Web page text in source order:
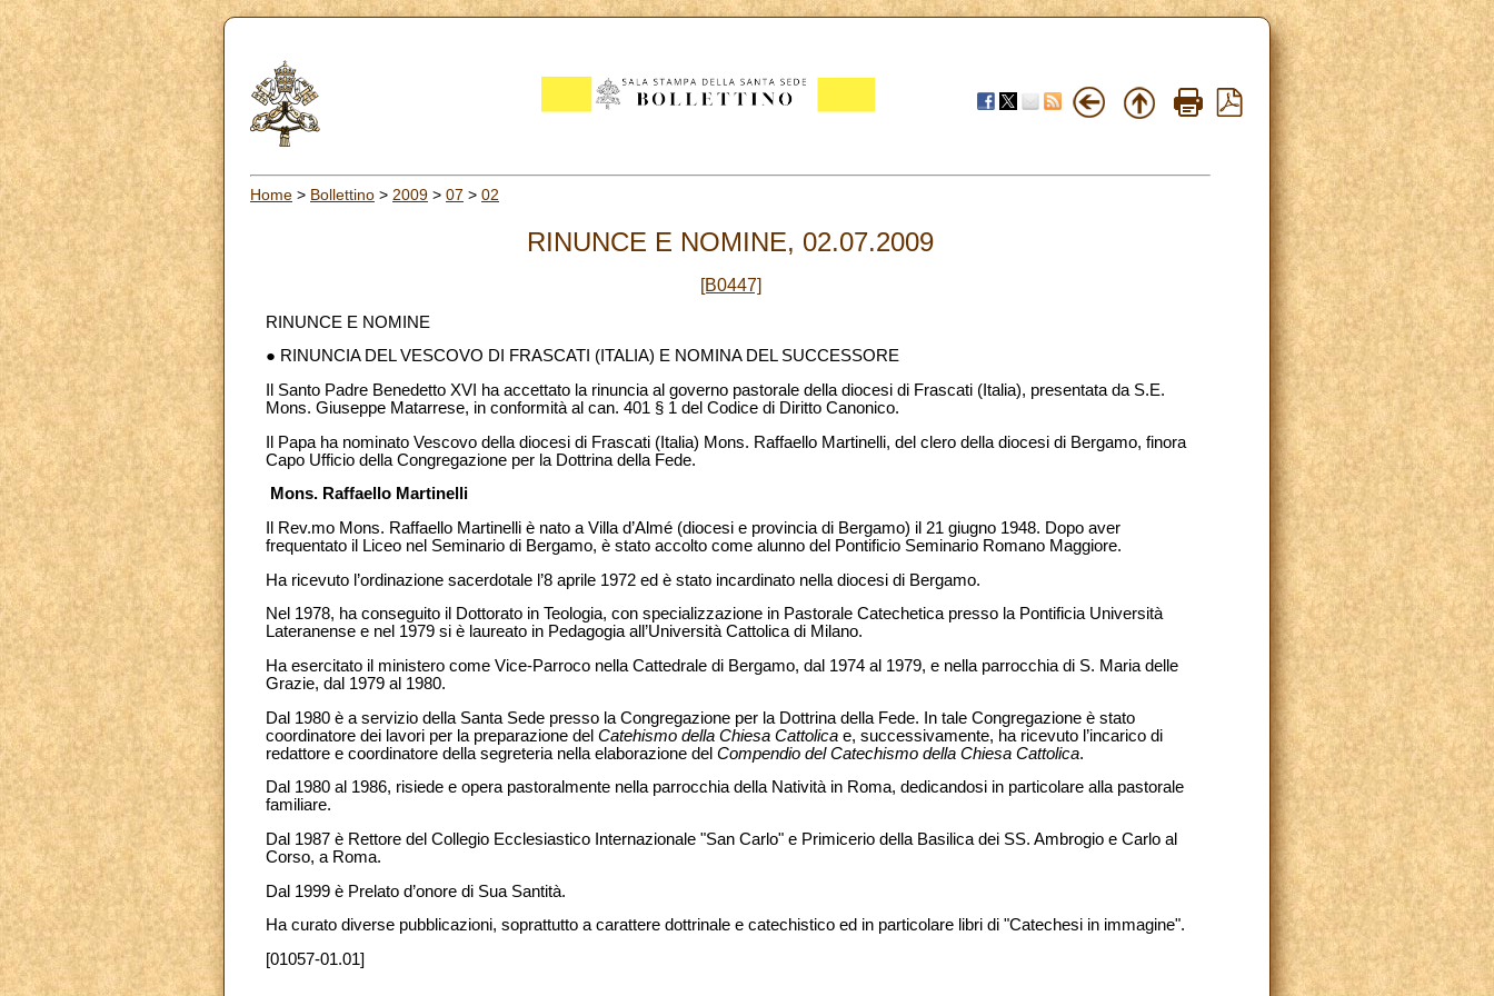
Home > Bollettino > 2009 > 07 > 02
RINUNCE E NOMINE, 02.07.2009
[B0447]
RINUNCE E NOMINE
● RINUNCIA DEL VESCOVO DI FRASCATI (ITALIA) E NOMINA DEL SUCCESSORE
Il Santo Padre Benedetto XVI ha accettato la rinuncia al governo pastorale della diocesi di Frascati (Italia), presentata da S.E.
Mons. Giuseppe Matarrese, in conformità al can. 401 § 1 del Codice di Diritto Canonico.
Il Papa ha nominato Vescovo della diocesi di Frascati (Italia) Mons. Raffaello Martinelli, del clero della diocesi di Bergamo, finora
Capo Ufficio della Congregazione per la Dottrina della Fede.
Mons. Raffaello Martinelli
Il Rev.mo Mons. Raffaello Martinelli è nato a Villa d’Almé (diocesi e provincia di Bergamo) il 21 giugno 1948. Dopo aver
frequentato il Liceo nel Seminario di Bergamo, è stato accolto come alunno del Pontificio Seminario Romano Maggiore.
Ha ricevuto l’ordinazione sacerdotale l’8 aprile 1972 ed è stato incardinato nella diocesi di Bergamo.
Nel 1978, ha conseguito il Dottorato in Teologia, con specializzazione in Pastorale Catechetica presso la Pontificia Università
Lateranense e nel 1979 si è laureato in Pedagogia all’Università Cattolica di Milano.
Ha esercitato il ministero come Vice-Parroco nella Cattedrale di Bergamo, dal 1974 al 1979, e nella parrocchia di S. Maria delle
Grazie, dal 1979 al 1980.
Dal 1980 è a servizio della Santa Sede presso la Congregazione per la Dottrina della Fede. In tale Congregazione è stato
coordinatore dei lavori per la preparazione del Catehismo della Chiesa Cattolica e, successivamente, ha ricevuto l’incarico di
redattore e coordinatore della segreteria nella elaborazione del Compendio del Catechismo della Chiesa Cattolica.
Dal 1980 al 1986, risiede e opera pastoralmente nella parrocchia della Natività in Roma, dedicandosi in particolare alla pastorale
familiare.
Dal 1987 è Rettore del Collegio Ecclesiastico Internazionale "San Carlo" e Primicerio della Basilica dei SS. Ambrogio e Carlo al
Corso, a Roma.
Dal 1999 è Prelato d’onore di Sua Santità.
Ha curato diverse pubblicazioni, soprattutto a carattere dottrinale e catechistico ed in particolare libri di "Catechesi in immagine".
[01057-01.01]